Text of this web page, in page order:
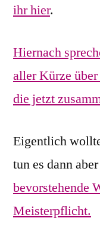
ihr hier.
Hiernach
aller Kürze
die jetzt
Eigentlich
tun es dann
bevorstehende
Meisterpflicht.